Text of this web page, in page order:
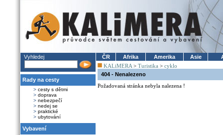
Vyhledej
Rady na cesty
> cesty s dětmi
> doprava
> nebezpečí
> nedej se
> praktické
> ubytování
Vybavení
ČR Afrika Amerika Asie
KALiMERA > Turistika > cyklo
404 - Nenalezeno
Požadovaná stránka nebyla nalezena !